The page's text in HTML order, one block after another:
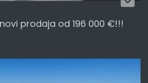
prodaja od 196 000 €!!!